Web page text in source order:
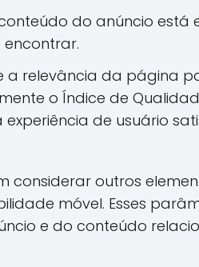
do anúncio está
a relevância da página
o Índice de
de usuário
considerar outros
móvel. Esses
e do conteúdo